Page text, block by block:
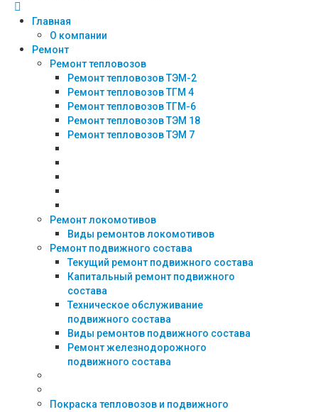
Главная
О компании
Ремонт
Ремонт тепловозов
Ремонт тепловозов ТЭМ-2
Ремонт тепловозов ТГМ 4
Ремонт тепловозов ТГМ-6
Ремонт тепловозов ТЭМ 18
Ремонт тепловозов ТЭМ 7
Ремонт локомотивов
Виды ремонтов локомотивов
Ремонт подвижного состава
Текущий ремонт подвижного состава
Капитальный ремонт подвижного
состава
Техническое обслуживание
подвижного состава
Виды ремонтов подвижного состава
Ремонт железнодорожного
подвижного состава
Покраска тепловозов и подвижного